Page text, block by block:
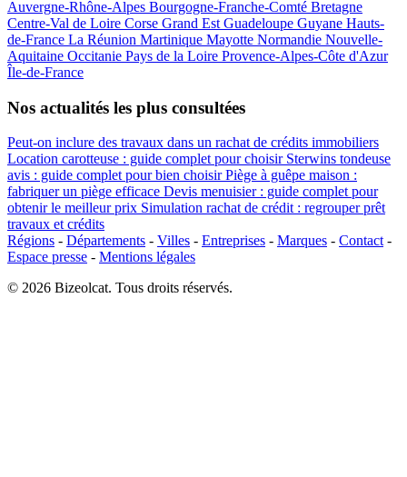
Auvergne-Rhône-Alpes Bourgogne-Franche-Comté Bretagne
Centre-Val de Loire Corse Grand Est Guadeloupe Guyane Hauts-
de-France La Réunion Martinique Mayotte Normandie Nouvelle-
Aquitaine Occitanie Pays de la Loire Provence-Alpes-Côte d'Azur
Île-de-France
Nos actualités les plus consultées
Peut-on inclure des travaux dans un rachat de crédits immobiliers
Location carotteuse : guide complet pour choisir Sterwins tondeuse
avis : guide complet pour bien choisirPiège à guêpe maison :
fabriquer un piège efficace Devis menuisier : guide complet pour
obtenir le meilleur prix Simulation rachat de crédit : regrouper prêt
travaux et crédits
Régions - Départements - Villes - Entreprises - Marques - Contact -
Espace presse - Mentions légales
© 2026 Bizeolcat. Tous droits réservés.